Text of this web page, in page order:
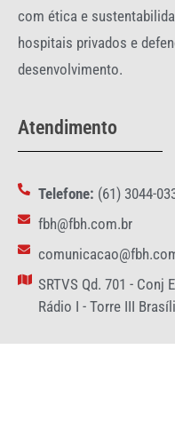
com ética e
hospitais privados e
desenvolvimento.
Atendimento
Telefone: (61) 3044-
fbh@fbh.com.br
SRTVS Qd. 701 - Conj
Rádio I - Torre III